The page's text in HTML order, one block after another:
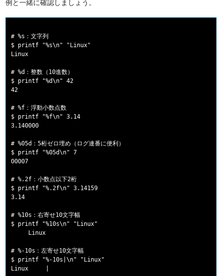
# %s：文字列
$ printf "%s\n" "Linux"
Linux
# %d：整数（10進数）
$ printf "%d\n" 42
42
# %f：浮動小数点数
$ printf "%f\n" 3.14
3.140000
# %05d：5桁ゼロ埋め（ログ連番に便利）
$ printf "%05d\n" 7
00007
# %.2f：小数点以下2桁
$ printf "%.2f\n" 3.14159
3.14
# %10s：右寄せ10文字幅
$ printf "%10s\n" "Linux"
     Linux
# %-10s：左寄せ10文字幅
$ printf "%-10s|\n" "Linux"